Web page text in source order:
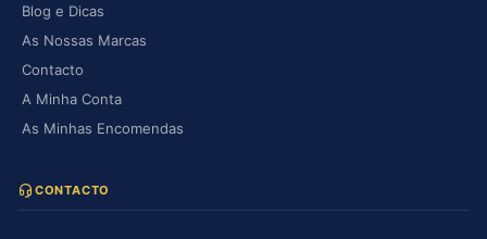
Blog e Dicas
As Nossas Marcas
Contacto
A Minha Conta
As Minhas Encomendas
CONTACTO